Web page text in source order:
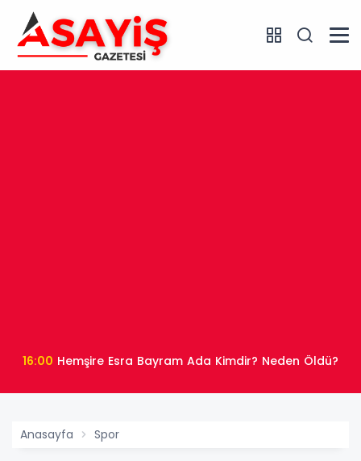
16:00 Hemşire Esra Bayram Ada Kimdir? Neden Öldü?
Anasayfa Spor